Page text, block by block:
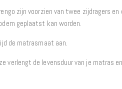
zijn voorzien van twee zijdragers en
geplaatst kan worden.
de matrasmaat aan.
verlengt de levensduur van je matras